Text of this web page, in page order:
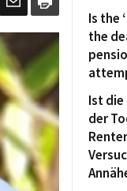
Is the
the
Ist die
der